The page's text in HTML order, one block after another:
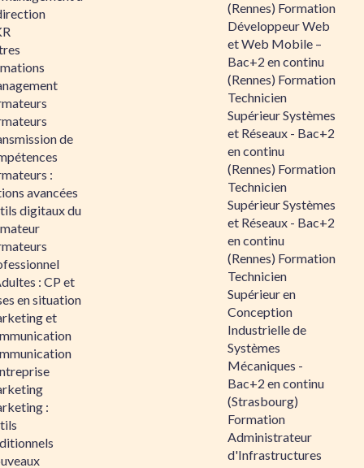
de
:
avancées
digitaux du
: CP et
en situation
et
:
(Rennes) Formation
Développeur Web
et Web Mobile –
Bac+2 en continu
(Rennes) Formation
Technicien
Supérieur Systèmes
et Réseaux - Bac+2
en continu
(Rennes) Formation
Technicien
Supérieur Systèmes
et Réseaux - Bac+2
en continu
(Rennes) Formation
Technicien
Supérieur en
Conception
Industrielle de
Systèmes
Mécaniques -
Bac+2 en continu
(Strasbourg)
Formation
Administrateur
d'Infrastructures